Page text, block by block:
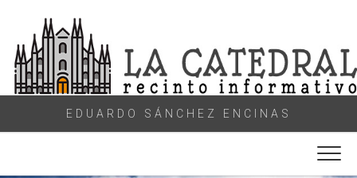
content
EDUARDO SÁNCHEZ ENCINAS